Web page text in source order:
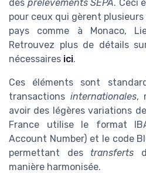
des prélèvements SEPA. Ceci
pour ceux qui gèrent
pays comme à Monaco,
Retrouvez plus de détails
nécessaires ici.
Ces éléments sont
transactions internationales,
avoir des légères variations
France utilise le format
Account Number) et le code
permettant des transferts
manière harmonisée.